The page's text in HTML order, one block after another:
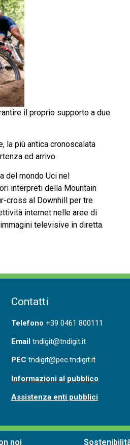
il proprio supporto a due
la più antica cronoscalata
ed arrivo.
del mondo Uci nel
interpreti della Mountain
cross al Downhill per tre
internet nelle aree di
televisive in diretta.
Telefono +39 0461 800111
Emailtndigit@tndigit.it
PEC tndigit@pec.tndigit.it
Informazioni al pubblico
Assistenza enti pubblici
Contatti
noi